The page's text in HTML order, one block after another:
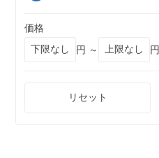
価格
円 ～
円
リセット